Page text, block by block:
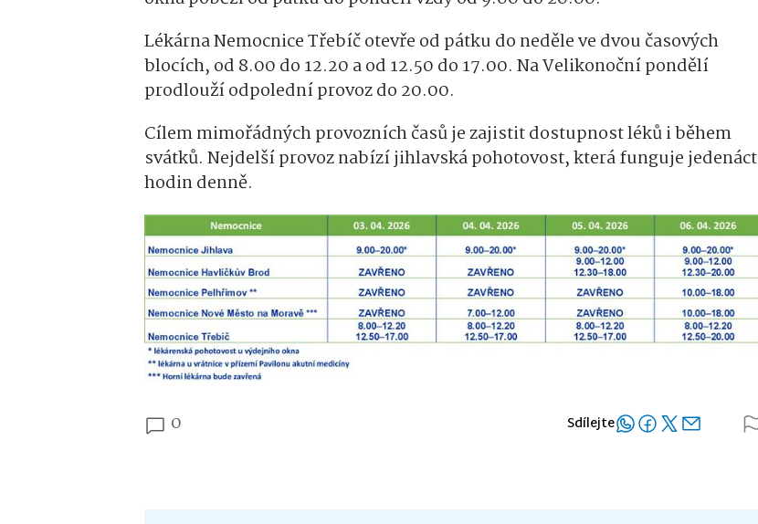
Lékárna Nemocnice Třebíč otevře od pátku do neděle ve dvou časových
blocích, od 8.00 do 12.20 a od 12.50 do 17.00. Na Velikonoční pondělí
prodlouží odpolední provoz do 20.00.
Cílem mimořádných provozních časů je zajistit dostupnost léků i během
svátků. Nejdelší provoz nabízí jihlavská pohotovost, která funguje jedenáct
hodin denně.
0 Sdílejte